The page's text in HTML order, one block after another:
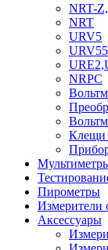
NRT-
NRT
URV5
URV55
NRPC
Клещи
Пирометры
Измерители
Аксессуары